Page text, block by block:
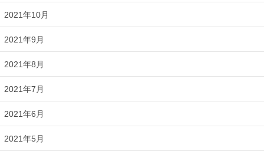
2021年10月
2021年9月
2021年8月
2021年7月
2021年6月
2021年5月